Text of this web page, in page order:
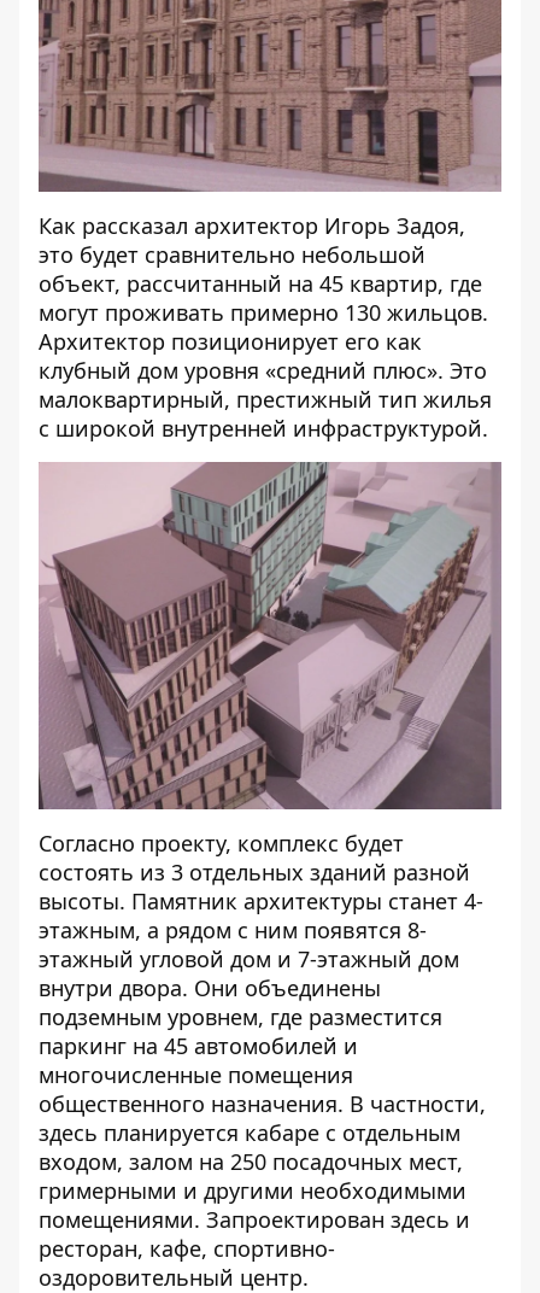
Как рассказал архитектор Игорь Задоя,
это будет сравнительно небольшой
объект, рассчитанный на 45 квартир, где
могут проживать примерно 130 жильцов.
Архитектор позиционирует его как
клубный дом уровня «средний плюс». Это
малоквартирный, престижный тип жилья
с широкой внутренней инфраструктурой.
Согласно проекту, комплекс будет
состоять из 3 отдельных зданий разной
высоты. Памятник архитектуры станет 4-
этажным, а рядом с ним появятся 8-
этажный угловой дом и 7-этажный дом
внутри двора. Они объединены
подземным уровнем, где разместится
паркинг на 45 автомобилей и
многочисленные помещения
общественного назначения. В частности,
здесь планируется кабаре с отдельным
входом, залом на 250 посадочных мест,
гримерными и другими необходимыми
помещениями. Запроектирован здесь и
ресторан, кафе, спортивно-
оздоровительный центр.